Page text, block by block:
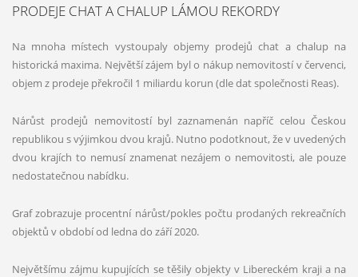
PRODEJE CHAT A CHALUP LÁMOU REKORDY
Na mnoha místech vystoupaly objemy prodejů chat a chalup na
historická maxima. Největší zájem byl o nákup nemovitostí v červenci,
objem z prodeje překročil 1 miliardu korun (dle dat společnosti Reas).
Nárůst prodejů nemovitostí byl zaznamenán napříč celou Českou
republikou s výjimkou dvou krajů. Nutno podotknout, že v uvedených
dvou krajích to nemusí znamenat nezájem o nemovitosti, ale pouze
nedostatečnou nabídku.
Graf zobrazuje procentní nárůst/pokles počtu prodaných rekreačních
objektů v období od ledna do září 2020.
Největšímu zájmu kupujících se těšily objekty v Libereckém kraji a na